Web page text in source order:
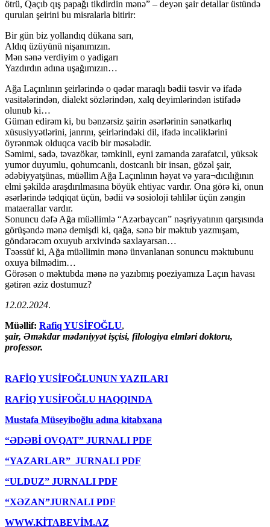
ötrü, Qaçıb qış papağı tikdirdin mənə” – deyən şair detallar üstündə
qurulan şeirini bu misralarla bitirir:
Bir gün biz yollandıq dükana sarı,
Aldıq üzüyünü nişanımızın.
Mən sənə verdiyim o yadigarı
Yazdırdın adına uşağımızın…
Ağa Laçınlının şeirlərində o qədər maraqlı bədii təsvir və ifadə
vasitələrindən, dialekt sözlərindən, xalq deyimlərindən istifadə
olunub ki…
Güman edirəm ki, bu bənzərsiz şairin əsərlərinin sənətkarlıq
xüsusiyyətlərini, janrını, şeirlərindəki dil, ifadə incəliklərini
öyrənmək olduqca vacib bir məsələdir.
Səmimi, sadə, təvazökar, təmkinli, eyni zamanda zarafatcıl, yüksək
yumor duyumlu, qohumcanlı, dostcanlı bir insan, gözəl şair,
ədəbiyyatşünas, müəllim Ağa Laçınlının həyat və yara¬dıcılığının
elmi şəkildə araşdırılmasına böyük ehtiyac vardır. Ona görə ki, onun
əsərlərində tədqiqat üçün, bədii və sosioloji təhlilər üçün zəngin
mataerallar vardır.
Sonuncu dəfə Ağa müəllimlə “Azərbaycan” nəşriyyatının qarşısında
görüşəndə mənə demişdi ki, qağa, sənə bir məktub yazmışam,
göndərəcəm oxuyub arxivində saxlayarsan…
Təəssüf ki, Ağa müəllimin mənə ünvanlanan sonuncu məktubunu
oxuya bilmədim…
Görəsən o məktubda mənə nə yazıbmış poeziyamıza Laçın havası
gətirən əziz dostumuz?
12.02.2024.
Müəllif: Rafiq YUSİFOĞLU,
şair, Əməkdar mədəniyyət işçisi, filologiya elmləri doktoru,
professor.
RAFİQ YUSİFOĞLUNUN YAZILARI
RAFİQ YUSİFOĞLU HAQQINDA
Mustafa Müseyiboğlu adına kitabxana
“ƏDƏBİ OVQAT” JURNALI PDF
“YAZARLAR” JURNALI PDF
“ULDUZ” JURNALI PDF
“XƏZAN”JURNALI PDF
WWW.KİTABEVİM.AZ